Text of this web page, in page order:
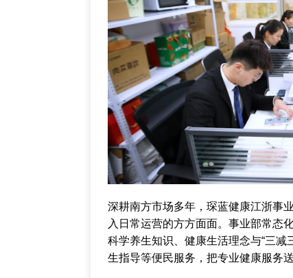
深耕南方市场多年，琛蓝健康江浙事
入日常运营的方方面面。事业部常态
科学养生知识、健康生活理念与“三
生指导等便民服务，把专业健康服务